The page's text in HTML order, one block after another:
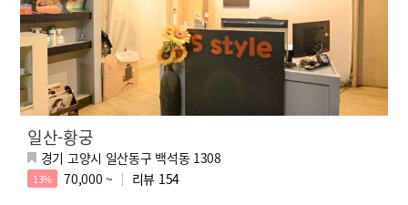
일산-황궁
경기 고양시 일산동구 백석동 1308
13% 70,000 ~ 리뷰 154